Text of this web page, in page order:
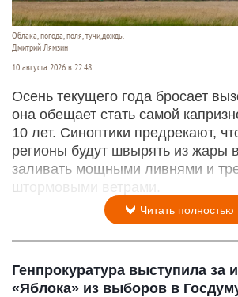
Облака, погода, поля, тучи,дождь.
Дмитрий Лямзин
10 августа 2026 в 22:48
Осень текущего года бросает
она обещает стать самой
10 лет. Синоптики предрекают,
регионы будут швырять из жары
заливать мощными ливнями и
штормовыми ветрами.
Читать полностью
Генпрокуратура выступила за
«Яблока» из выборов в